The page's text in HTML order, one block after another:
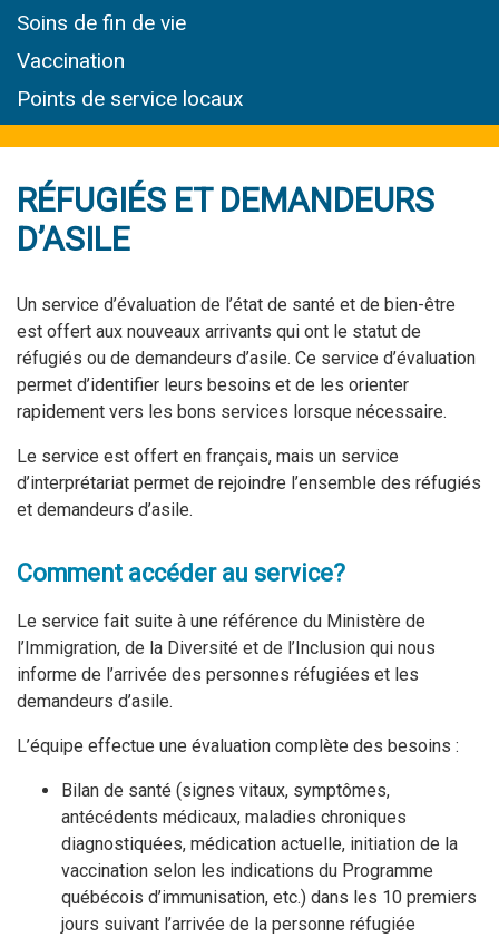
Soins de fin de vie
Vaccination
Points de service locaux
RÉFUGIÉS ET DEMANDEURS
D’ASILE
Un service d’évaluation de l’état de santé et de bien-être
est offert aux nouveaux arrivants qui ont le statut de
réfugiés ou de demandeurs d’asile. Ce service d’évaluation
permet d’identifier leurs besoins et de les orienter
rapidement vers les bons services lorsque nécessaire.
Le service est offert en français, mais un service
d’interprétariat permet de rejoindre l’ensemble des réfugiés
et demandeurs d’asile.
Comment accéder au service?
Le service fait suite à une référence du Ministère de
l’Immigration, de la Diversité et de l’Inclusion qui nous
informe de l’arrivée des personnes réfugiées et les
demandeurs d’asile.
L’équipe effectue une évaluation complète des besoins :
Bilan de santé (signes vitaux, symptômes,
antécédents médicaux, maladies chroniques
diagnostiquées, médication actuelle, initiation de la
vaccination selon les indications du Programme
québécois d’immunisation, etc.) dans les 10 premiers
jours suivant l’arrivée de la personne réfugiée